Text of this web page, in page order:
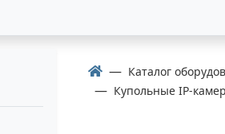
Каталог
Купольные IP-